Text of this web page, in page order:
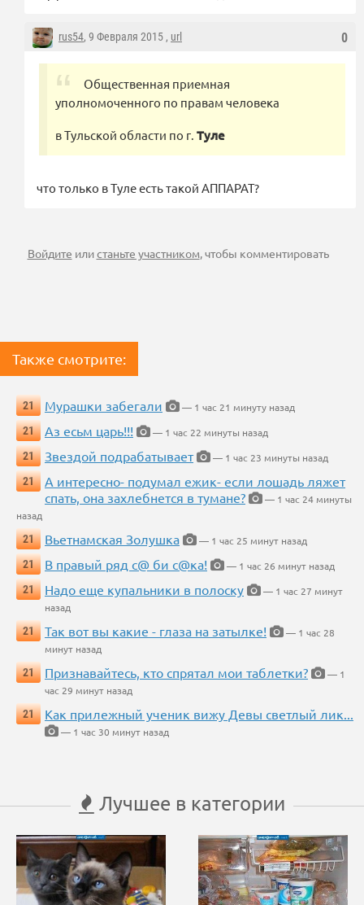
0
rus54, 9 Февраля 2015 , url
Общественная приемная
уполномоченного по правам человека
в Тульской области по г. Туле
что только в Туле есть такой АППАРАТ?
Войдите илистаньте участником, чтобы комментировать
Также смотрите:
21 Мурашки забегали
— 1 час 21 минуту назад
21
Аз есьм царь!!!
— 1 час 22 минуты назад
21
Звездой подрабатывает
— 1 час 23 минуты назад
21
А интересно- подумал ежик- если лошадь ляжет
спать, она захлебнется в тумане?
— 1 час 24 минуты
назад
21
Вьетнамская Золушка
— 1 час 25 минут назад
21
В правый ряд с@ би с@ка!
— 1 час 26 минут назад
21
Надо еще купальники в полоску
— 1 час 27 минут
назад
21
Так вот вы какие - глаза на затылке!
— 1 час 28
минут назад
21
Признавайтесь, кто спрятал мои таблетки?
— 1
час 29 минут назад
21
Как прилежный ученик вижу Девы светлый лик...
— 1 час 30 минут назад
Лучшее в категории